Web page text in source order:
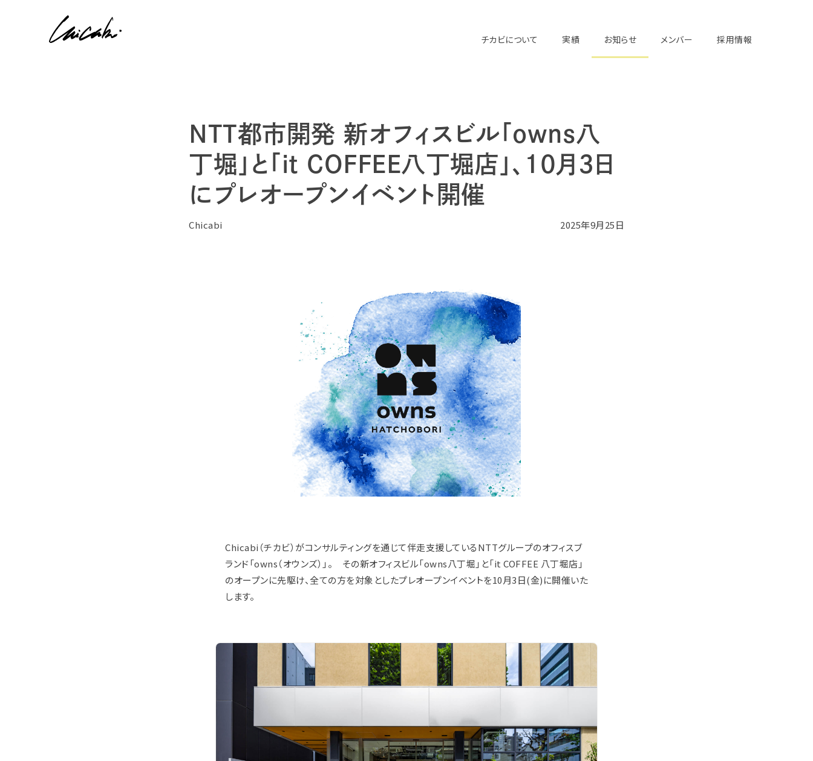
チカビについて 実績 お知らせ メンバー 採用情報
NTT都市開発 新オフィスビル「owns八
丁堀」と「it COFFEE八丁堀店」、10月3日
にプレオープンイベント開催
Chicabi 2025年9月25日
Chicabi（チカビ）がコンサルティングを通じて伴走支援しているNTTグループのオフィスブ
ランド「owns（オウンズ）」。 その新オフィスビル「owns八丁堀」と「it COFFEE 八丁堀店」
のオープンに先駆け、全ての方を対象としたプレオープンイベントを10月3日(金)に開催いた
します。